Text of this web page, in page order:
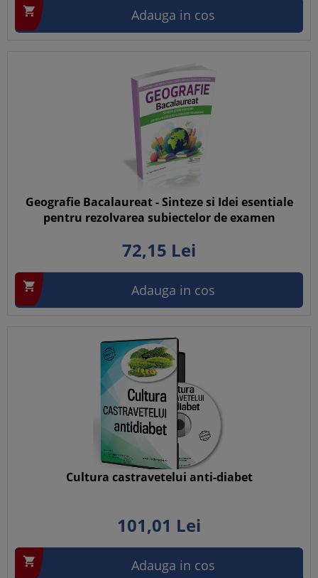
 Adauga in cos
Geografie Bacalaureat - Sinteze si Idei esentiale
pentru rezolvarea subiectelor de examen
72,15 Lei
 Adauga in cos
Cultura castravetelui anti-diabet
101,01 Lei
 Adauga in cos